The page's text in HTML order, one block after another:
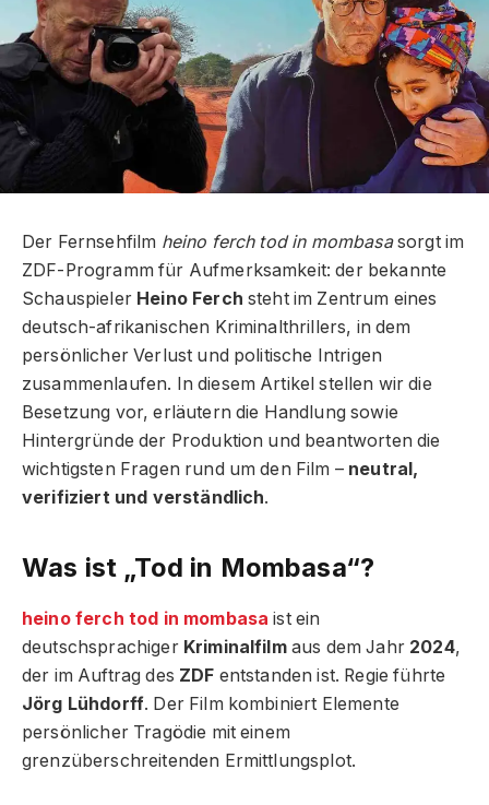
Der Fernsehfilm heino ferch tod in mombasasorgt im
ZDF-Programm für Aufmerksamkeit: der bekannte
Schauspieler Heino Ferch steht im Zentrum eines
deutsch-afrikanischen Kriminalthrillers, in dem
persönlicher Verlust und politische Intrigen
zusammenlaufen. In diesem Artikel stellen wir die
Besetzung vor, erläutern die Handlung sowie
Hintergründe der Produktion und beantworten die
wichtigsten Fragen rund um den Film – neutral,
verifiziert und verständlich.
Was ist „Tod in Mombasa“?
heino ferch tod in mombasa ist ein
deutschsprachiger Kriminalfilmaus dem Jahr 2024,
der im Auftrag des ZDF entstanden ist. Regie führte
Jörg Lühdorff. Der Film kombiniert Elemente
persönlicher Tragödie mit einem
grenzüberschreitenden Ermittlungsplot.